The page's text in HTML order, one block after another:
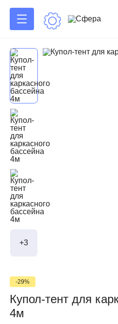
+3
-29%
Купол-тент для
4м